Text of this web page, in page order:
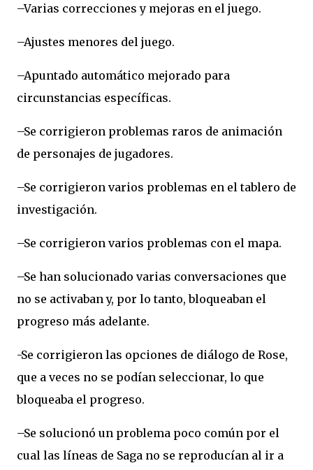
–Varias correcciones y mejoras en el juego.
–Ajustes menores del juego.
–Apuntado automático mejorado para
circunstancias específicas.
–Se corrigieron problemas raros de animación
de personajes de jugadores.
–Se corrigieron varios problemas en el tablero de
investigación.
–Se corrigieron varios problemas con el mapa.
–Se han solucionado varias conversaciones que
no se activaban y, por lo tanto, bloqueaban el
progreso más adelante.
-Se corrigieron las opciones de diálogo de Rose,
que a veces no se podían seleccionar, lo que
bloqueaba el progreso.
–Se solucionó un problema poco común por el
cual las líneas de Saga no se reproducían al ir a